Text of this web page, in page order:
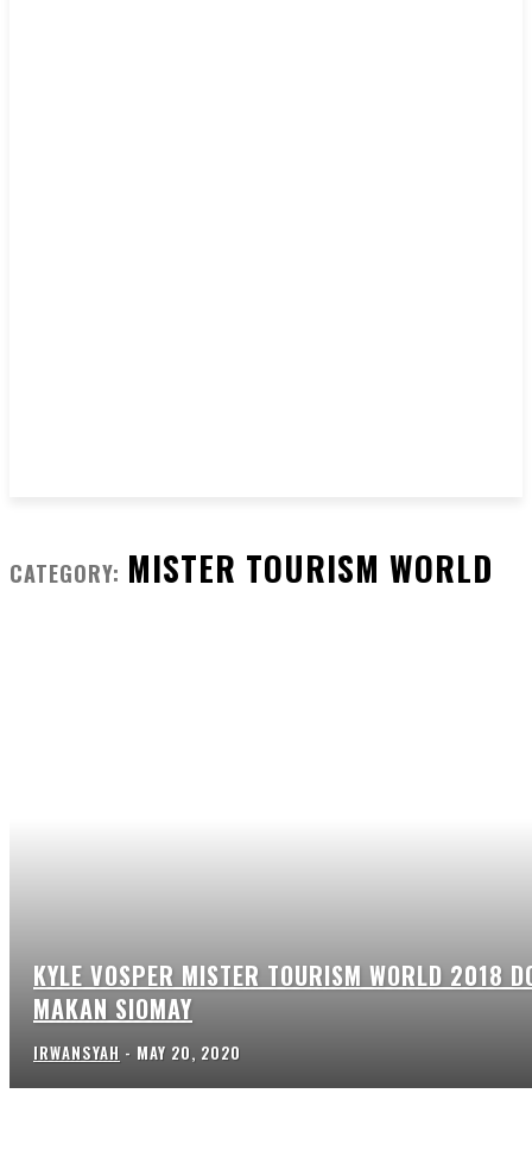
CATEGORY: MISTER TOURISM WORLD
KYLE VOSPER MISTER TOURISM WORLD 2018
MAKAN SIOMAY
IRWANSYAH - MAY 20, 2020